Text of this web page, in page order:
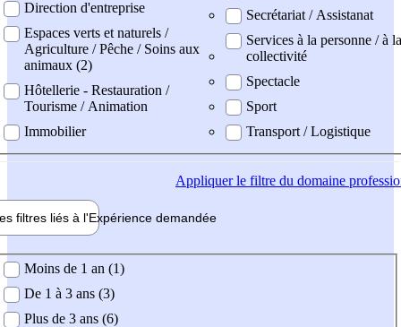
Direction d'entreprise
Espaces verts et naturels /
Agriculture / Pêche / Soins aux
animaux (2)
Hôtellerie - Restauration /
Tourisme / Animation
Immobilier
Secrétariat / Assistanat
Services à la personne / à la
collectivité
Spectacle
Sport
Transport / Logistique
Appliquerle filtre du domaine
filtres liés à l'Expérience demandée
demandée
Moins de 1 an (1)
De 1 à 3 ans (3)
Plus de 3 ans (6)